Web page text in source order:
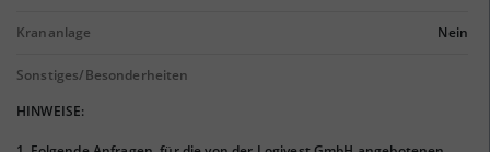
Krananlage Nein
Sonstiges/Besonderheiten
HINWEISE: